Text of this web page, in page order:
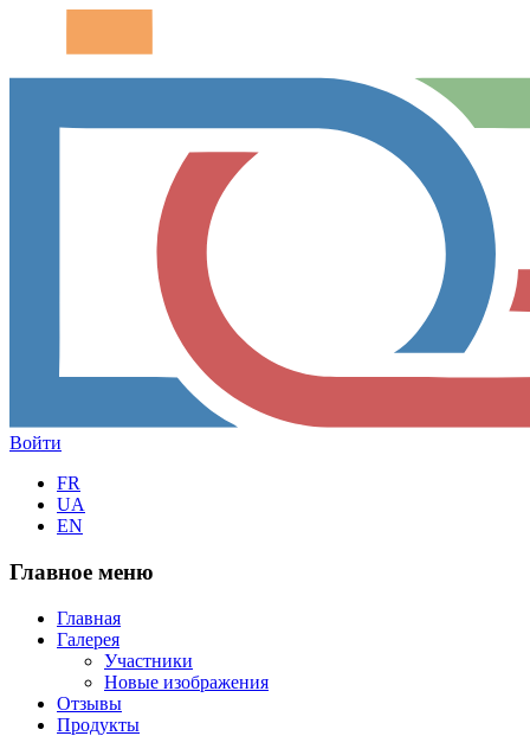
Войти
FR
UA
EN
Главное меню
Главная
Галерея
Участники
Новые изображения
Отзывы
Продукты